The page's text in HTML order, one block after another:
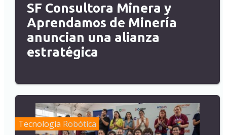
SF Consultora Minera y
Aprendamos de Minería
anuncian una alianza
estratégica
Tecnología Robótica